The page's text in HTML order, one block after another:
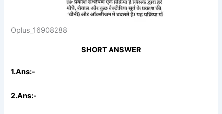
Oplus_16908288
SHORT ANSWER
1.Ans:-
2.Ans:-